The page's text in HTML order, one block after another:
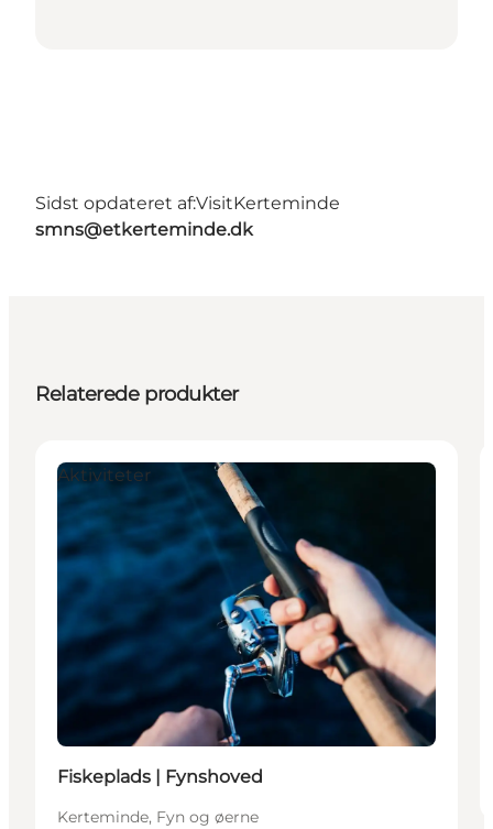
Sidst opdateret af:VisitKerteminde
smns@etkerteminde.dk
Relaterede produkter
Aktiviteter
Fiskeplads | Fynshoved
Kerteminde, Fyn og øerne